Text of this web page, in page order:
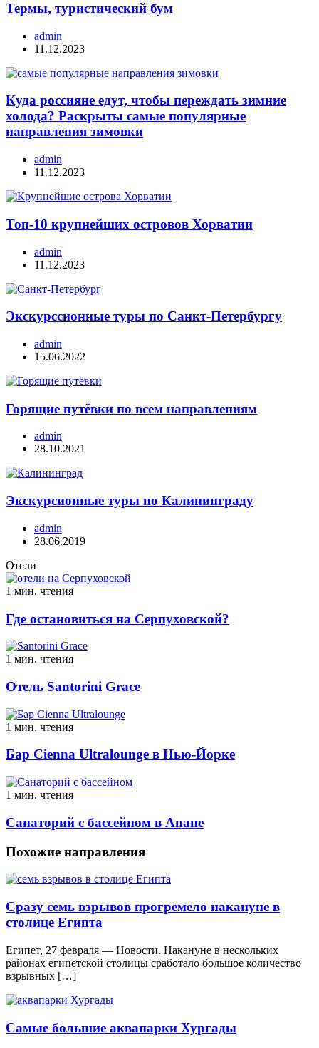
Термы, туристический бум
admin
11.12.2023
Куда россияне едут, чтобы переждать зимние
холода? Раскрыты самые популярные
направления зимовки
admin
11.12.2023
Топ-10 крупнейших островов Хорватии
admin
11.12.2023
Экскурссионные туры по Санкт-Петербургу
admin
15.06.2022
Горящие путёвки по всем направлениям
admin
28.10.2021
Экскурсионные туры по Калининграду
admin
28.06.2019
Отели
1 мин. чтения
Где остановиться на Серпуховской?
1 мин. чтения
Отель Santorini Grace
1 мин. чтения
Бар Cienna Ultralounge в Нью-Йорке
1 мин. чтения
Санаторий с бассейном в Анапе
Похожие направления
Сразу семь взрывов прогремело накануне в
столице Египта
Египет, 27 февраля — Новости. Накануне в нескольких
районах египетской столицы сработало большое количество
взрывных […]
Самые большие аквапарки Хургады